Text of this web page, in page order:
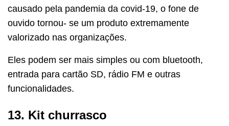
causado pela pandemia da covid-19, o fone de
ouvido tornou- se um produto extremamente
valorizado nas organizações.
Eles podem ser mais simples ou com bluetooth,
entrada para cartão SD, rádio FM e outras
funcionalidades.
13. Kit churrasco